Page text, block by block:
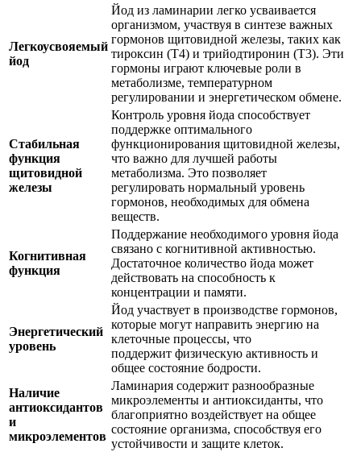
Легкоусвояемый
йод
Йод из ламинарии легко усваивается
организмом, участвуя в синтезе важных
гормонов щитовидной железы, таких как
тироксин (Т4) и трийодтиронин (Т3). Эти
гормоны играют ключевые роли в
метаболизме, температурном
регулировании и энергетическом обмене.
Стабильная
функция
щитовидной
железы
Контроль уровня йода способствует
поддержке оптимального
функционирования щитовидной железы,
что важно для лучшей работы
метаболизма. Это позволяет
регулировать нормальный уровень
гормонов, необходимых для обмена
веществ.
Когнитивная
функция
Поддержание необходимого уровня йода
связано с когнитивной активностью.
Достаточное количество йода может
действовать на способность к
концентрации и памяти.
Энергетический
уровень
Йод участвует в производстве гормонов,
которые могут направить энергию на
клеточные процессы, что
поддержит физическую активность и
общее состояние бодрости.
Наличие
антиоксидантов
и
микроэлементов
Ламинария содержит разнообразные
микроэлементы и антиоксиданты, что
благоприятно воздействует на общее
состояние организма, способствуя его
устойчивости и защите клеток.